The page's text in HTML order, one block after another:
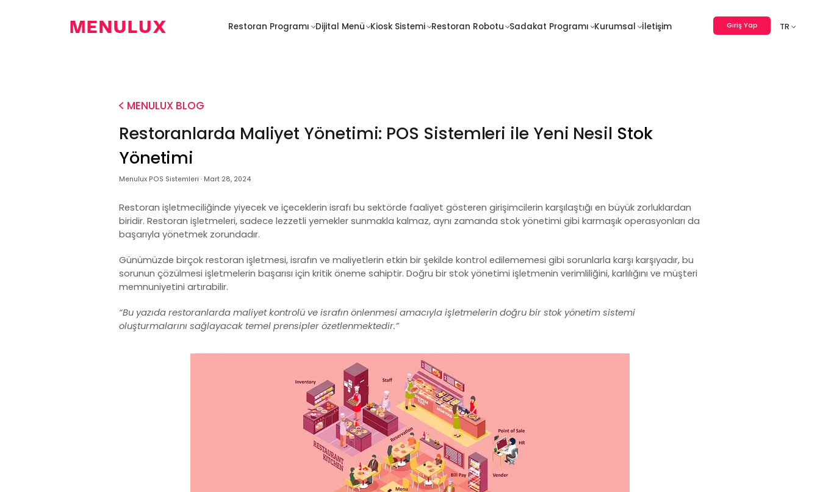
Restoran
Dijital
Kiosk
Restoran
Sadakat
Fiyatlar
İletişim
Restoran Programı Dijital Menü Kiosk Sistemi Restoran Robotu Sadakat Programı Kurumsal İletişim Giriş Yap TR
MENULUX BLOG
Restoranlarda Maliyet Yönetimi: POS Sistemleri ile Yeni Nesil Stok
Yönetimi
Menulux POS Sistemleri · Mart 28, 2024
Restoran işletmeciliğinde yiyecek ve içeceklerin israfı bu sektörde faaliyet gösteren girişimcilerin karşılaştığı en büyük zorluklardan
biridir. Restoran işletmeleri, sadece lezzetli yemekler sunmakla kalmaz, aynı zamanda stok yönetimi gibi karmaşık operasyonları da
başarıyla yönetmek zorundadır.
Günümüzde birçok restoran işletmesi, israfın ve maliyetlerin etkin bir şekilde kontrol edilememesi gibi sorunlarla karşı karşıyadır, bu
sorunun çözülmesi işletmelerin başarısı için kritik öneme sahiptir. Doğru birstok yönetimi işletmenin verimliliğini, karlılığını ve müşteri
memnuniyetini artırabilir.
“Bu yazıda restoranlarda maliyet kontrolü ve israfın önlenmesi amacıyla işletmelerin doğru birstok yönetim sistemi
oluşturmalarını sağlayacak temel prensipler özetlenmektedir.”